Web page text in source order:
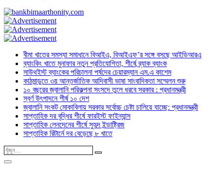
বীমা খাতের সমস্যা সমাধানে বিআইএ, বিআইএফ’র সঙ্গে বসছে আইডিআরএ
ব্যাংকিং খাতে মুনাফার নতুন প্রতিযোগিতা, শীর্ষে ব্র্যাক ব্যাংক
সাউথইস্ট ব্যাংকের পরিচালনা পর্ষদের চেয়ারম্যান এম.এ কাশেম
কাঠমান্ডুতে ৩য় আন্তর্জাতিক আদিবাসী ভাষা সাংবাদিকতা সম্মেলন শুরু
১০ বছরের জ্বালানি পরিকল্পনা সংসদে তুলে ধরবে সরকার : প্রধানমন্ত্রী
স্বর্ণ উৎপাদনে শীর্ষ ১০ দেশ
জ্বালানি সংকট মোকাবিলায় সরকার সর্বোচ্চ চেষ্টা চালিয়ে যাচ্ছে: প্রধানমন্ত্রী
সাপ্তাহিক দর বৃদ্ধির শীর্ষে ফারইস্ট ফাইন্যান্স
সাপ্তাহিক লেনদেনের শীর্ষে সুহৃদ ইন্ডাষ্ট্রিজ
সাপ্তাহিক রিটার্নে দর বেড়েছে ৮ খাতে